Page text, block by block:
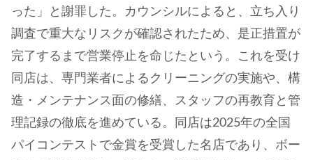
った」と謝罪した。カウンシルによると、立ち入り
調査で重大なリスクが確認されたため、是正措置が
完了するまで営業停止を命じたという。これを受け
同店は、専門業者によるクリーニングの実施や、構
造・メンテナンス面の修繕、スタッフの再教育と管
理記録の徹底を進めている。同店は2025年の全国
パイコンテストで金賞を受賞した名店であり、ボー